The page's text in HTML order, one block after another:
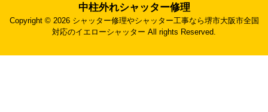
中柱外れシャッター修理
Copyright © 2026 シャッター修理やシャッター工事なら堺市大阪市全国
対応のイエローシャッター All rights Reserved.